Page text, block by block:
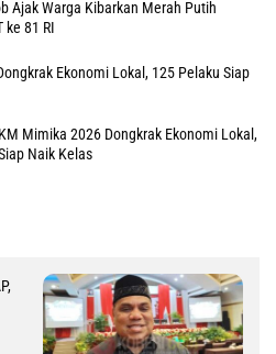
Ajak Warga Kibarkan Merah Putih
ke 81 RI
Mimika 2026 Dongkrak Ekonomi Lokal,
Naik Kelas